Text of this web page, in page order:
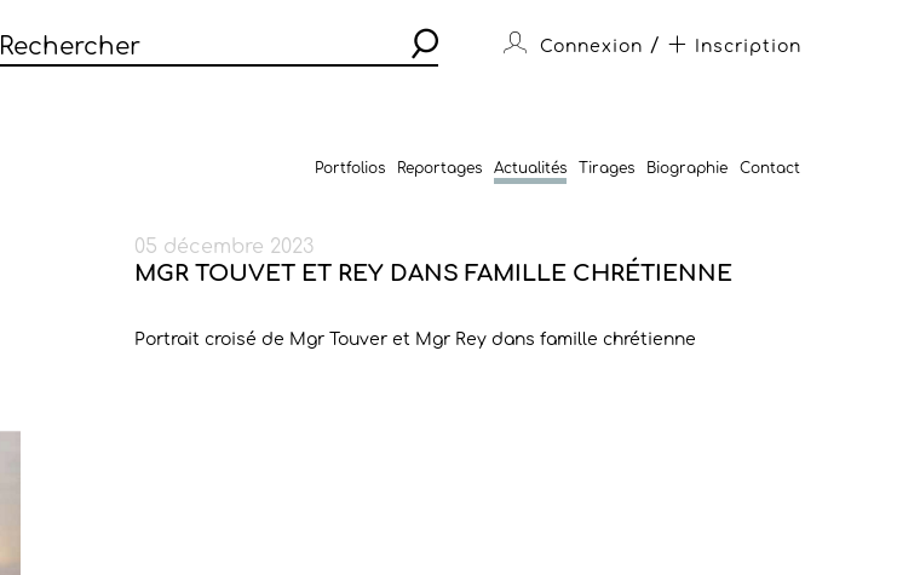
Connexion / Inscription
Portfolios Reportages Actualités Tirages Biographie Contact
05 décembre 2023
MGR TOUVET ET REY DANS FAMILLE CHRÉTIENNE
Portrait croisé de Mgr Touver et Mgr Rey dans famille chrétienne